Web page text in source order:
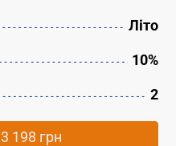
Літо
10%
2
3 198 грн